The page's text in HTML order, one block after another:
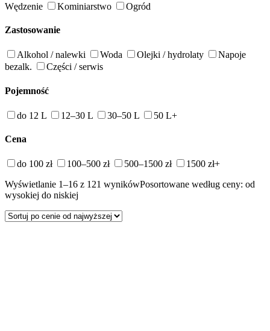
Wędzenie
Kominiarstwo Ogród
Zastosowanie
Alkohol / nalewki Woda Olejki / hydrolaty
Napoje
bezalk.
Części / serwis
Pojemność
do 12 L 12–30 L 30–50 L 50 L+
Cena
do 100 zł 100–500 zł 500–1500 zł
1500 zł+
Wyświetlanie 1–16 z 121 wynikówPosortowane według ceny: od
wysokiej do niskiej